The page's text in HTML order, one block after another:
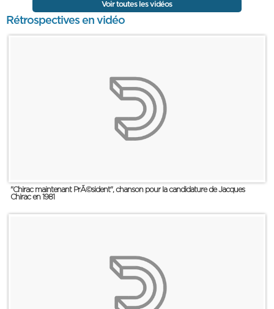
Voir toutes les vidéos
Rétrospectives en vidéo
"Chirac maintenant PrÃ©sident", chanson pour la candidature de Jacques
Chirac en 1981